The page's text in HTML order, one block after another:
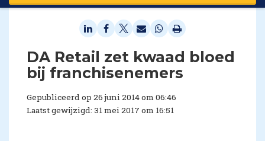
DA Retail zet kwaad bloed
bij franchisenemers
Gepubliceerd op 26 juni 2014 om 06:46
Laatst gewijzigd: 31 mei 2017 om 16:51